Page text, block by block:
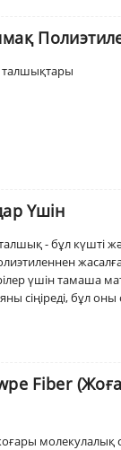
талшықтары
Үшін
- бұл күшті
үшін тамаша
бұл оны
Fiber
молекулалық